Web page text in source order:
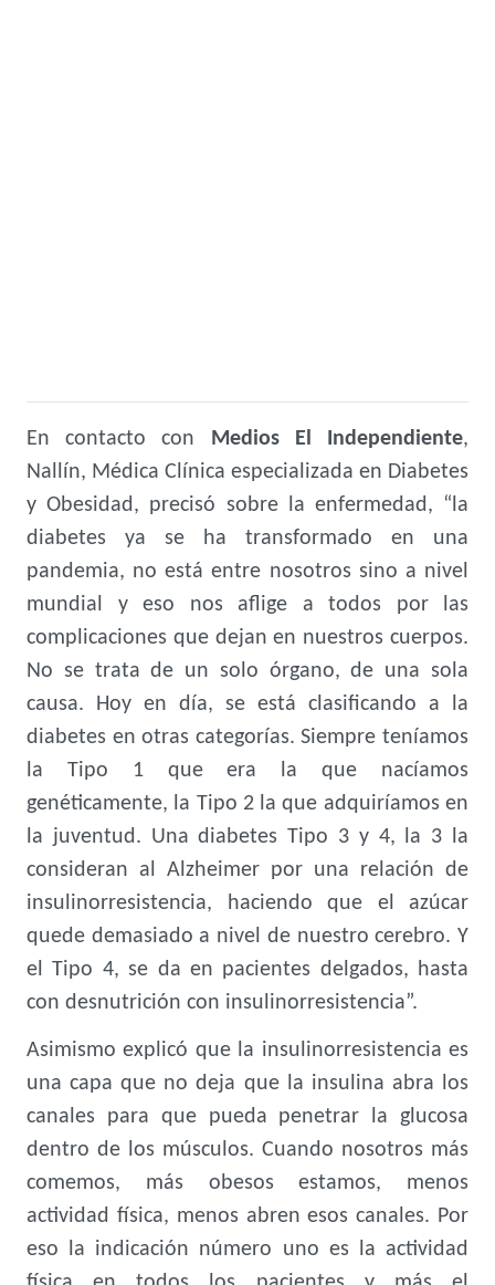
En contacto con Medios El Independiente,
Nallín, Médica Clínica especializada en Diabetes
y Obesidad, precisó sobre la enfermedad, “la
diabetes ya se ha transformado en una
pandemia, no está entre nosotros sino a nivel
mundial y eso nos aflige a todos por las
complicaciones que dejan en nuestros cuerpos.
No se trata de un solo órgano, de una sola
causa. Hoy en día, se está clasificando a la
diabetes en otras categorías. Siempre teníamos
la Tipo 1 que era la que nacíamos
genéticamente, la Tipo 2 la que adquiríamos en
la juventud. Una diabetes Tipo 3 y 4, la 3 la
consideran al Alzheimer por una relación de
insulinorresistencia, haciendo que el azúcar
quede demasiado a nivel de nuestro cerebro. Y
el Tipo 4, se da en pacientes delgados, hasta
con desnutrición con insulinorresistencia”.
Asimismo explicó que la insulinorresistencia es
una capa que no deja que la insulina abra los
canales para que pueda penetrar la glucosa
dentro de los músculos. Cuando nosotros más
comemos, más obesos estamos, menos
actividad física, menos abren esos canales. Por
eso la indicación número uno es la actividad